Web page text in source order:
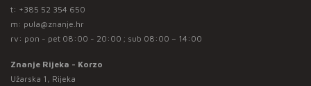
t: +385 52 354 650
m: pula@znanje.hr
rv: pon - pet 08:00 - 20:00 ; sub 08:00 – 14:00
Znanje Rijeka - Korzo
Užarska 1, Rijeka